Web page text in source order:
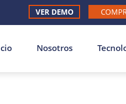
VER DEMO
Nosotros